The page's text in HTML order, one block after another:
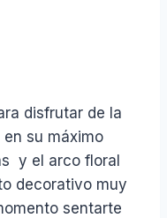
disfrutar de la
su máximo
y el arco floral
decorativo muy
sentarte